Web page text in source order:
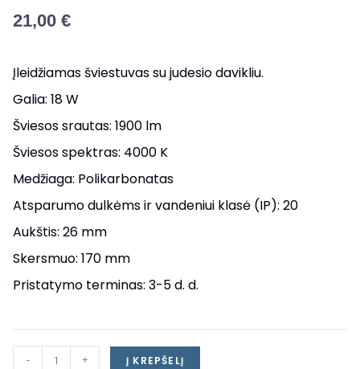
21,00 €
Įleidžiamas šviestuvas su judesio davikliu.
Galia: 18 W
Šviesos srautas: 1900 lm
Šviesos spektras: 4000 K
Medžiaga: Polikarbonatas
Atsparumo dulkėms ir vandeniui klasė (IP): 20
Aukštis: 26 mm
Skersmuo: 170 mm
Pristatymo terminas: 3-5 d. d.
- + Į KREPŠELĮ